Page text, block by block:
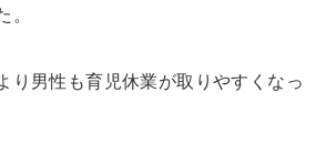
り男性も育児休業が取りやすくなっ